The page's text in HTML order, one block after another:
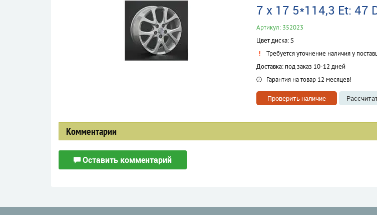
7 x 17 5*114,3 Et: 47
Артикул: 352023
Цвет диска: S
Требуется уточнение наличия у
Доставка: под заказ 10-12 дней
Гарантия на товар 12 месяцев!
Проверить наличие
Комментарии
Оставить комментарий